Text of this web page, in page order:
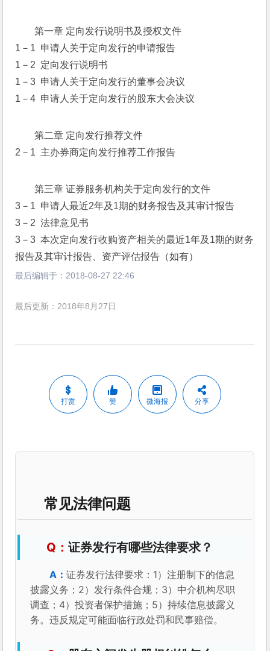
第一章 定向发行说明书及授权文件
1－1  申请人关于定向发行的申请报告
1－2  定向发行说明书
1－3  申请人关于定向发行的董事会决议
1－4  申请人关于定向发行的股东大会决议
第二章 定向发行推荐文件
2－1  主办券商定向发行推荐工作报告
第三章 证券服务机构关于定向发行的文件
3－1  申请人最近2年及1期的财务报告及其审计报告
3－2  法律意见书
3－3  本次定向发行收购资产相关的最近1年及1期的财务
报告及其审计报告、资产评估报告（如有）
最后编辑于： 2018-08-27 22:46
最后更新：2018年8月27日
打赏 赞 微海报 分享
常见法律问题
证券发行有哪些法律要求？
证券发行法律要求：1）注册制下的信息
披露义务；2）发行条件合规；3）中介机构尽职
调查；4）投资者保护措施；5）持续信息披露义
务。违反规定可能面临行政处罚和民事赔偿。